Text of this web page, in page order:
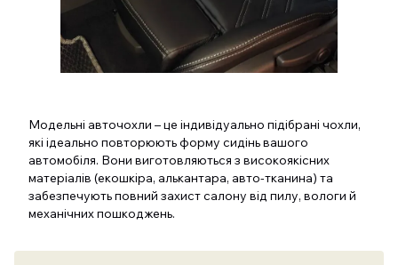
Модельні авточохли – це індивідуально підібрані чохли,
які ідеально повторюють форму сидінь вашого
автомобіля. Вони виготовляються з високоякісних
матеріалів (екошкіра, алькантара, авто-тканина) та
забезпечують повний захист салону від пилу, вологи й
механічних пошкоджень.